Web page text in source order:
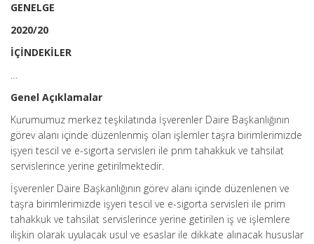
GENELGE
2020/20
İÇİNDEKİLER
…
Genel Açıklamalar
Kurumumuz merkez teşkilatında İşverenler Daire Başkanlığının
görev alanı içinde düzenlenmiş olan işlemler taşra birimlerimizde
işyeri tescil ve e-sigorta servisleri ile prim tahakkuk ve tahsilat
servislerince yerine getirilmektedir.
İşverenler Daire Başkanlığının görev alanı içinde düzenlenen ve
taşra birimlerimizde işyeri tescil ve e-sigorta servisleri ile prim
tahakkuk ve tahsilat servislerince yerine getirilen iş ve işlemlere
ilişkin olarak uyulacak usul ve esaslar ile dikkate alınacak hususlar